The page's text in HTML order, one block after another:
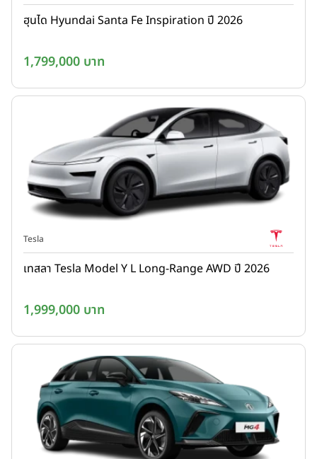
ฮุนได Hyundai Santa Fe Inspiration ปี 2026
1,799,000 บาท
Tesla
เทสลา Tesla Model Y L Long-Range AWD ปี 2026
1,999,000 บาท